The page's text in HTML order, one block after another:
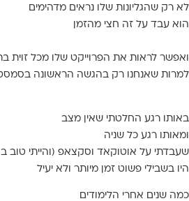
רק שהגליונות שלו נראיםמדהימים
עבד על זהחצי מהזמן
לראות את הפרוייקט שלו מכל זוית ב
שאנחנו רק בהגשה הראשונה
רגע החלטתי שאין מצב
רגע כל שניה
על אוטוקאד וסקצאפ (והייתי טוב
בשבילי פשוט זמן מיותר ולא יעיל
שנים אחרי הלימודים